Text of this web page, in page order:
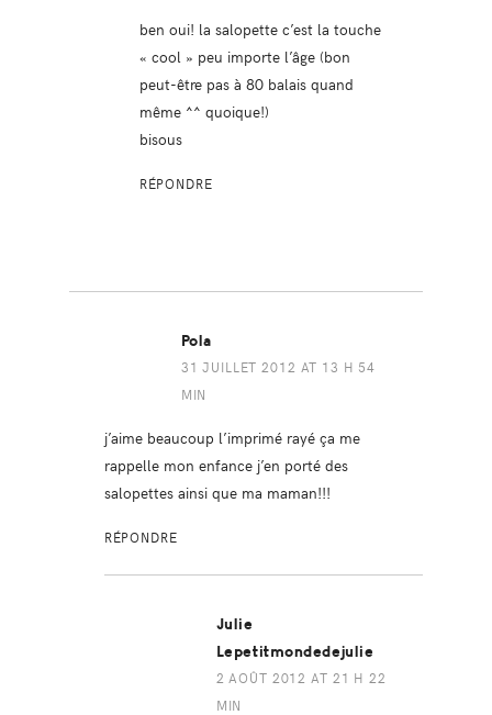
ben oui! la salopette c’est la touche
« cool » peu importe l’âge (bon
peut-être pas à 80 balais quand
même ^^ quoique!)
bisous
RÉPONDRE
Pola
31 JUILLET 2012 AT 13 H 54
MIN
j’aime beaucoup l’imprimé rayé ça me
rappelle mon enfance j’en porté des
salopettes ainsi que ma maman!!!
RÉPONDRE
Julie
Lepetitmondedejulie
2 AOÛT 2012 AT 21 H 22
MIN